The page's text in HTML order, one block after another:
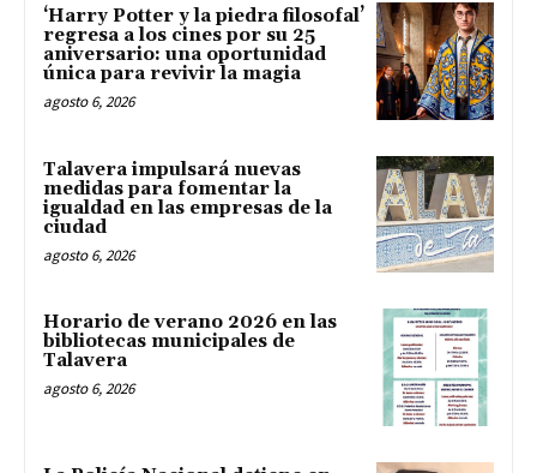
‘Harry Potter y la piedra filosofal’
regresa a los cines por su 25
aniversario: una oportunidad
única para revivir la magia
agosto 6, 2026
Talavera impulsará nuevas
medidas para fomentar la
igualdad en las empresas de la
ciudad
agosto 6, 2026
Horario de verano 2026 en las
bibliotecas municipales de
Talavera
agosto 6, 2026